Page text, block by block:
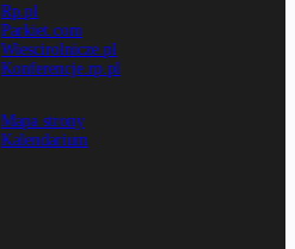
Rp.pl
Parkiet.com
Wiescirolnicze.pl
Konferencje.rp.pl
Mapa strony
Kalendarium